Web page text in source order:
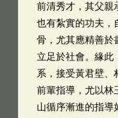
前清秀才，其父親
也有紮實的功夫，
骨，尤其應精善於
立足於社會。緣此
系，接受黃君壁、
前輩指導，尤以林
山循序漸進的指導